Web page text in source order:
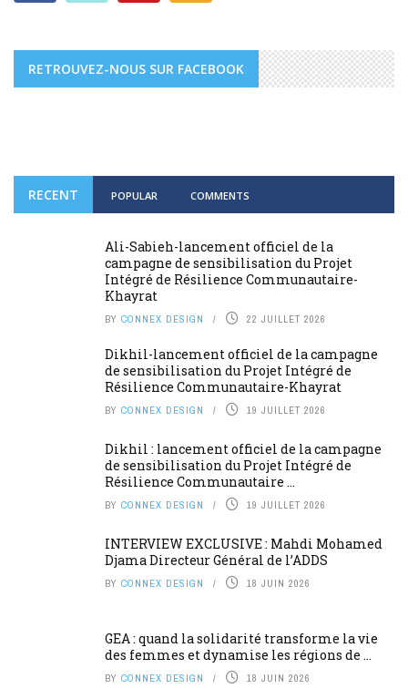
RETROUVEZ-NOUS SUR FACEBOOK
RECENT POPULAR COMMENTS
Ali-Sabieh-lancement officiel de la
campagne de sensibilisation du Projet
Intégré de Résilience Communautaire-
Khayrat
BY CONNEX DESIGN 22 JUILLET 2026
Dikhil-lancement officiel de la campagne
de sensibilisation du Projet Intégré de
Résilience Communautaire-Khayrat
BY CONNEX DESIGN 19 JUILLET 2026
Dikhil : lancement officiel de la campagne
de sensibilisation du Projet Intégré de
Résilience Communautaire ...
BY CONNEX DESIGN 19 JUILLET 2026
INTERVIEW EXCLUSIVE : Mahdi Mohamed
Djama Directeur Général de l’ADDS
BY CONNEX DESIGN 18 JUIN 2026
GEA : quand la solidarité transforme la vie
des femmes et dynamise les régions de ...
BY CONNEX DESIGN 18 JUIN 2026